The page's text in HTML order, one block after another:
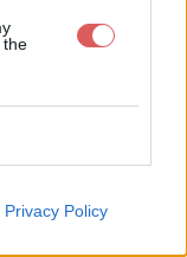
the
Privacy Policy